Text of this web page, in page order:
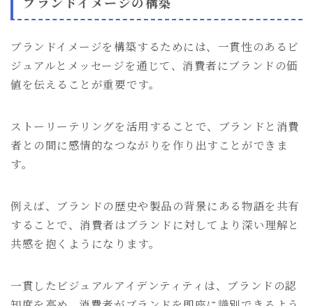
ブランドイメージを構築するためには、一貫性のあるビ
ジュアルとメッセージを通じて、消費者にブランドの価
値を伝えることが重要です。
ストーリーテリングを活用することで、ブランドと消費
者との間に感情的なつながりを作り出すことができま
す。
例えば、ブランドの歴史や製品の背景にある物語を共有
することで、消費者はブランドに対してより深い理解と
共感を抱くようになります。
一貫したビジュアルアイデンティティは、ブランドの認